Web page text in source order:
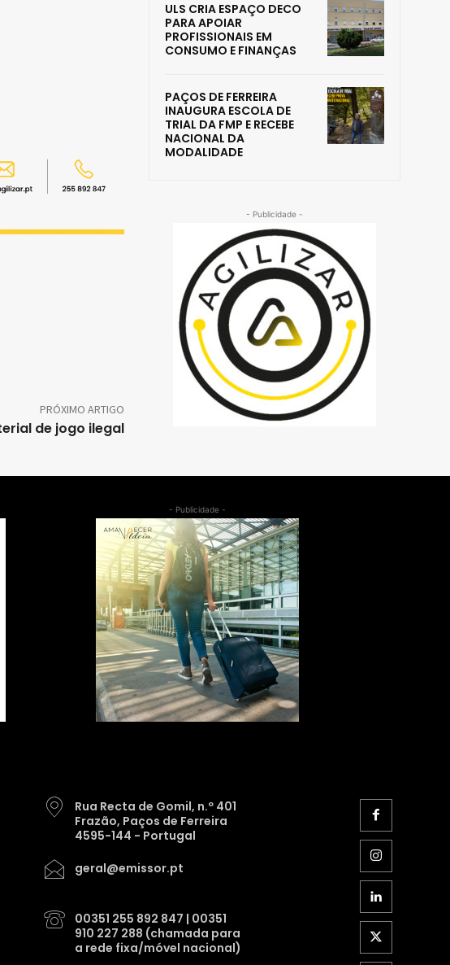
PRÓXIMO ARTIGO
de jogo ilegal
ULS CRIA ESPAÇO DECO
PARA APOIAR
PROFISSIONAIS EM
CONSUMO E FINANÇAS
PAÇOS DE FERREIRA
INAUGURA ESCOLA DE
TRIAL DA FMP E RECEBE
NACIONAL DA
MODALIDADE
- Publicidade -
- Publicidade -
Rua Recta de Gomil, n.º 401
Frazão, Paços de Ferreira
4595-144 - Portugal
geral@emissor.pt
00351 255 892 847 | 00351
910 227 288 (chamada para
a rede fixa/móvel nacional)